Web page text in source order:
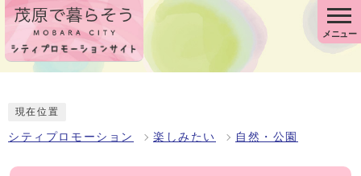
メニュー
現在位置
シティプロモーション 楽しみたい 自然・公園